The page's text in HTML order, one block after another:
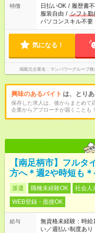
案内が難しい場合が
特徴 日払いOK / 履歴書
服装自由 / シフト勤
パソコンスキル不要
気になる！
掲載元企業名 マンパワーグループ
興味のあるバイト は、とり
保存した求人は、後からまとめて
企業からアプローチが届くことも！
【南足柄市】フルタ
方へ＊週2や時短も
派遣 職種未経験OK 社会人
WEB登録・面接OK
給与
無資格未経験：時
い／週払い制度あ